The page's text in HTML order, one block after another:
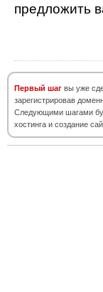
предложить
Первый шаг вы уже
зарегистрировав
Следующими шагами
хостинга и создание